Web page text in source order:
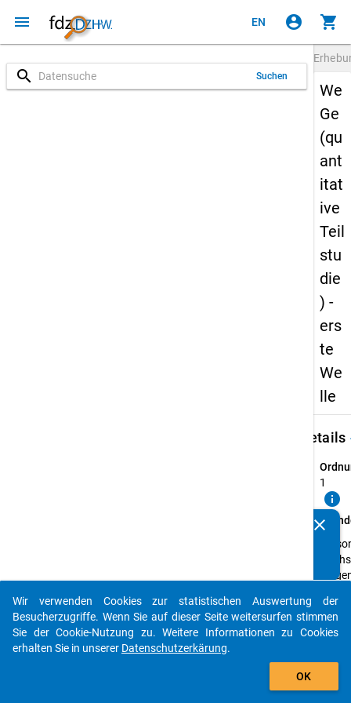
menu EN account_circle shopping_cart
search Suchen
We
Ge
(qu
ant
itat
ive
Teil
stu
die
) -
ers
te
We
lle
Details
1
info
im
zum
clear
auto_stories
add_shopping_cart
Wir verwenden Cookies zur statistischen Auswertung der
Besucherzugriffe. Wenn Sie auf dieser Seite weitersurfen stimmen
Sie der Cookie-Nutzung zu. Weitere Informationen zu Cookies
erhalten Sie in unserer Datenschutzerkärung.
OK